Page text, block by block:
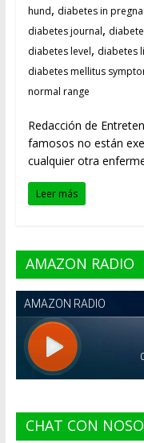
hund, diabetes in
diabetes journal,
diabetes level, diabetes
diabetes mellitus
normal range
Redacción de
famosos no están
cualquier otra
Leer más
AMAZON RADIO
CHAT CON